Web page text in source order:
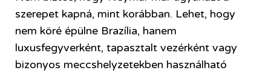
szerepet kapná, mint korábban. Lehet, hogy
nem köré épülne Brazília, hanem
luxusfegyverként, tapasztalt vezérként vagy
bizonyos meccshelyzetekben használható